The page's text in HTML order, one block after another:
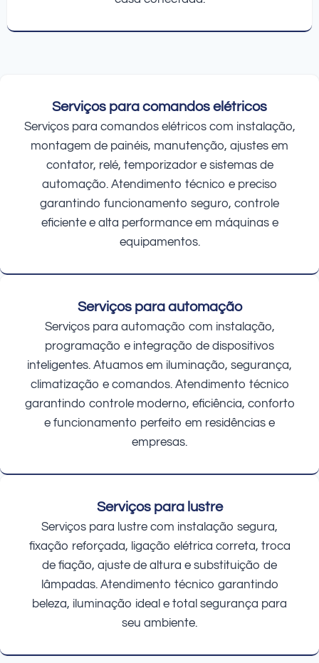
Serviços para comandos elétricos
Serviços para comandos elétricos com instalação,
montagem de painéis, manutenção, ajustes em
contator, relé, temporizador e sistemas de
automação. Atendimento técnico e preciso
garantindo funcionamento seguro, controle
eficiente e alta performance em máquinas e
equipamentos.
Serviços para automação
Serviços para automação com instalação,
programação e integração de dispositivos
inteligentes. Atuamos em iluminação, segurança,
climatização e comandos. Atendimento técnico
garantindo controle moderno, eficiência, conforto
e funcionamento perfeito em residências e
empresas.
Serviços para lustre
Serviços para lustre com instalação segura,
fixação reforçada, ligação elétrica correta, troca
de fiação, ajuste de altura e substituição de
lâmpadas. Atendimento técnico garantindo
beleza, iluminação ideal e total segurança para
seu ambiente.